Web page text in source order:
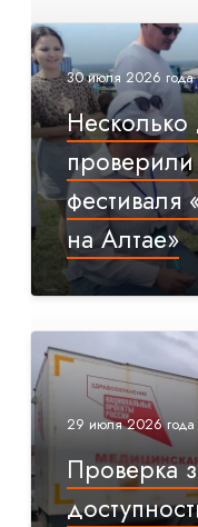
30 июля 2026 года
Несколько
на Алтае»
29 июля 2026 года
Проверка